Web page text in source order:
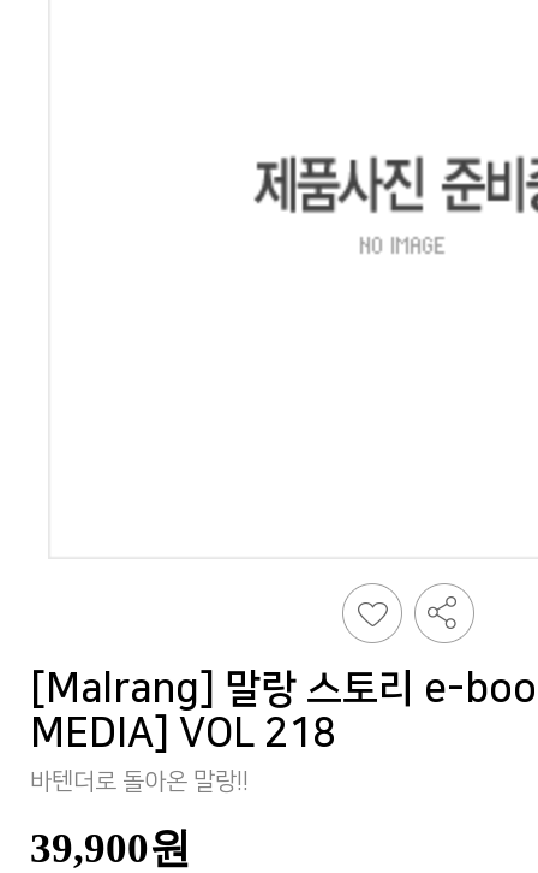
MEDIA] VOL 218
바텐더로 돌아온 말랑!!
39,900원